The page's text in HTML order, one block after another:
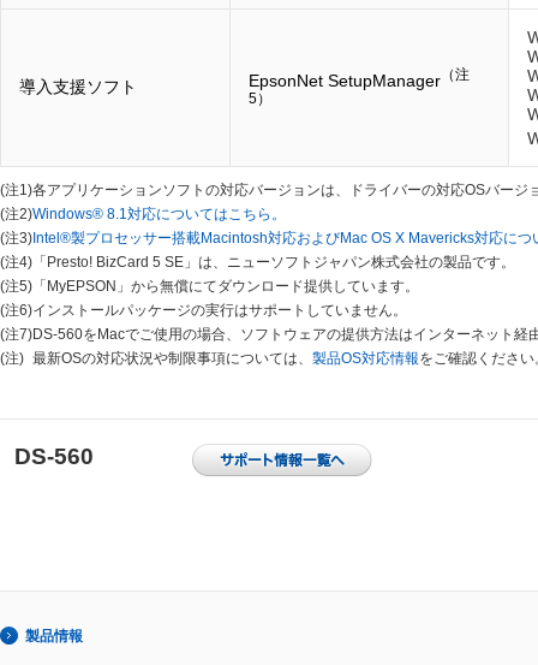
導入支援ソフト EpsonNet SetupManager （注
5）
(注1)各アプリケーションソフトの対応バージョンは、ドライバーの対応OSバー
(注2)Windows® 8.1対応についてはこちら。
(注3) Intel®製プロセッサー搭載Macintosh対応およびMac OS X Mavericks対応につ
(注4) 「Presto! BizCard 5 SE」は、ニューソフトジャパン株式会社の製品です。
(注5) 「MyEPSON」から無償にてダウンロード提供しています。
(注6)インストールパッケージの実行はサポートしていません。
(注7)DS-560をMacでご使用の場合、ソフトウェアの提供方法はインターネット
(注) 最新OSの対応状況や制限事項については、 製品OS対応情報をご確認ください
DS-560
製品情報